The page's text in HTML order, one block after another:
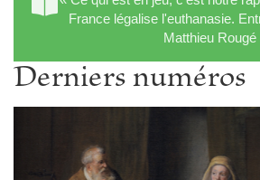
France légalise l'euthanasie.
Matthieu Rougé
Derniers numéros